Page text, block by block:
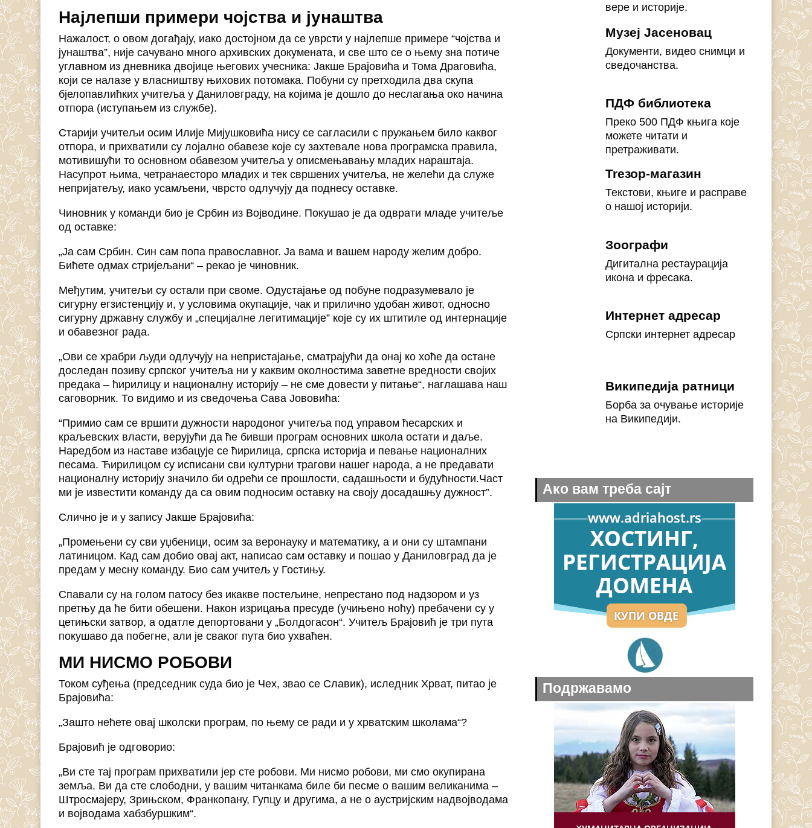
Најлепши примери чојства и јунаштва
Нажалост, о овом догађају, иако достојном да се уврсти у најлепше примере “чојства и
јунаштва”, није сачувано много архивских докумената, и све што се о њему зна потиче
углавном из дневника двојице његових учесника: Јакше Брајовића и Тома Драговића,
који се налазе у власништву њихових потомака. Побуни су претходила два скупа
бјелопавлићких учитеља у Даниловграду, на којима је дошло до неслагања око начина
отпора (иступањем из службе).
Старији учитељи осим Илије Мијушковића нису се сагласили с пружањем било каквог
отпора, и прихватили су лојално обавезе које су захтевале нова програмска правила,
мотивишући то основном обавезом учитеља у описмењавању младих нараштаја.
Насупрот њима, четранаесторо младих и тек свршених учитеља, не желећи да служе
непријатељу, иако усамљени, чврсто одлучују да поднесу оставке.
Чиновник у команди био је Србин из Војводине. Покушао је да одврати младе учитеље
од оставке:
„Ја сам Србин. Син сам попа православног. Ја вама и вашем народу желим добро.
Бићете одмах стријељани“ – рекао је чиновник.
Међутим, учитељи су остали при своме. Одустајање од побуне подразумевало је
сигурну егзистенцију и, у условима окупације, чак и прилично удобан живот, односно
сигурну државну службу и „специјалне легитимације” које су их штитиле од интернације
и обавезног рада.
„Ови се храбри људи одлучују на непристајање, сматрајући да онај ко хоће да остане
доследан позиву српског учитеља ни у каквим околностима заветне вредности својих
предака – ћирилицу и националну историју – не сме довести у питање“, наглашава наш
саговорник. То видимо и из сведочења Сава Јововића:
“Примио сам се вршити дужности народоног учитеља под управом ћесарских и
краљевских власти, верујући да ће бивши програм основних школа остати и даље.
Наредбом из наставе избацује се ћирилица, српска историја и певање националних
песама. Ћирилицом су исписани сви културни трагови нашег народа, а не предавати
националну историју значило би одрећи се прошлости, садашњости и будућности.Част
ми је известити команду да са овим подносим оставку на своју досадашњу дужност”.
Слично је и у запису Јакше Брајовића:
„Промењени су сви уџбеници, осим за веронауку и математику, а и они су штампани
латиницом. Кад сам добио овај акт, написао сам оставку и пошао у Даниловград да је
предам у месну команду. Био сам учитељ у Гостињу.
Спавали су на голом патосу без икакве постељине, непрестано под надзором и уз
претњу да ће бити обешени. Након изрицања пресуде (учињено ноћу) пребачени су у
цетињски затвор, а одатле депортовани у „Болдогасон“. Учитељ Брајовић је три пута
покушаво да побегне, али је сваког пута био ухваћен.
МИ НИСМО РОБОВИ
Током суђења (председник суда био је Чех, звао се Славик), иследник Хрват, питао је
Брајовића:
„Зашто нећете овај школски програм, по њему се ради и у хрватским школама“?
Брајовић је одговорио:
„Ви сте тај програм прихватили јер сте робови. Ми нисмо робови, ми смо окупирана
земља. Ви да сте слободни, у вашим читанкама биле би песме о вашим великанима –
Штросмајеру, Зрињском, Франкопану, Гупцу и другима, а не о аустријским надвојводама
и војводама хабзбуршким“.
вере и историје.
Музеј Јасеновац
Документи, видео снимци и
сведочанства.
ПДФ библиотека
Преко 500 ПДФ књига које
можете читати и
претраживати.
Treзор-магазин
Текстови, књиге и расправе
о нашој историји.
Зоографи
Дигитална рестаурација
икона и фресака.
Интернет адресар
Српски интернет адресар
Википедија ратници
Борба за очување историје
на Википедији.
Ако вам треба сајт
Подржавамо